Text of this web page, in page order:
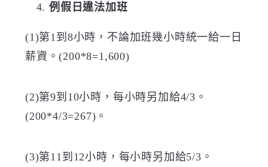
例假日違法加班
(1)第1 到 8小時，不論加班幾小時統一給一日
薪資。(200*8=1,600)
(2)第9到 10小時，每小時另加給4/3 。
(200*4/3=267) 。
(3)第11 到 12小時，每小時另加給5/3 。